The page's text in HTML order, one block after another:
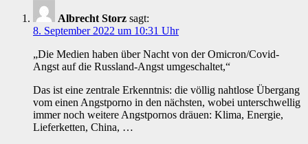
Albrecht Storz sagt:
8. September 2022 um 10:31 Uhr
„Die Medien haben über Nacht von der Omicron/Covid-
Angst auf die Russland-Angst umgeschaltet,“
Das ist eine zentrale Erkenntnis: die völlig nahtlose Übergang
vom einen Angstporno in den nächsten, wobei unterschwellig
immer noch weitere Angstpornos dräuen: Klima, Energie,
Lieferketten, China, …